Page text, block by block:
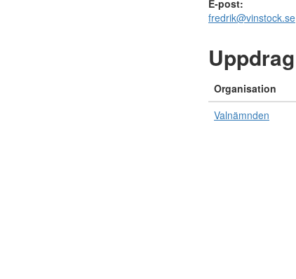
E-post:
fredrik@vinstock.se
Uppdrag
Organisation
Valnämnden